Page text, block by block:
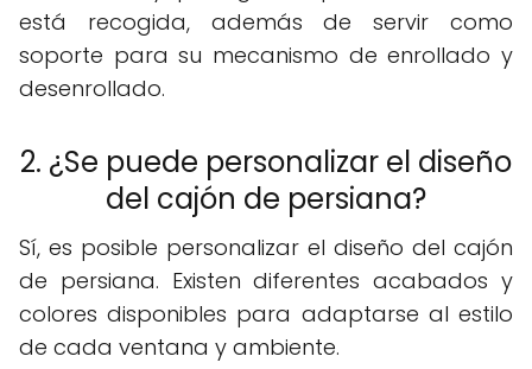
está recogida, además de servir como
soporte para su mecanismo de enrollado y
desenrollado.
2. ¿Se puede personalizar el diseño
del cajón de persiana?
Sí, es posible personalizar el diseño del cajón
de persiana. Existen diferentes acabados y
colores disponibles para adaptarse al estilo
de cada ventana y ambiente.